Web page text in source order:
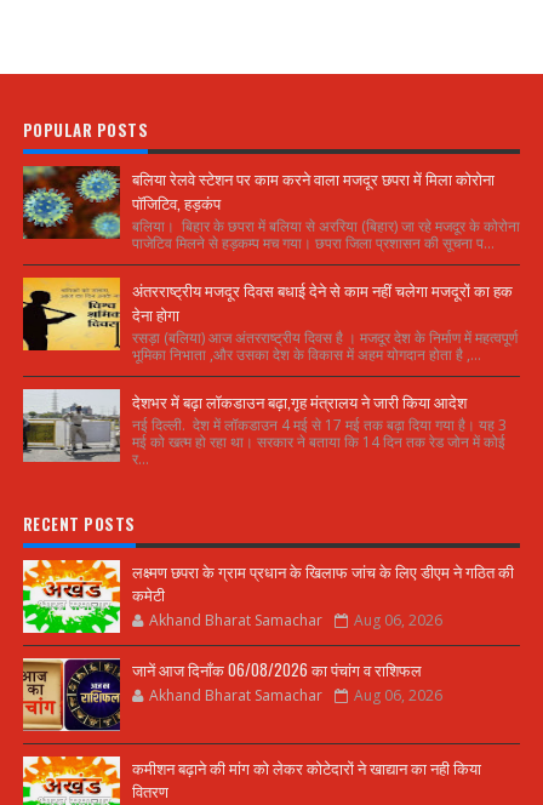
POPULAR POSTS
बलिया रेलवे स्टेशन पर काम करने वाला मजदूर छपरा में मिला कोरोना
पॉजिटिव, हड़कंप
बलिया। बिहार के छपरा में बलिया से अररिया (बिहार) जा रहे मजदूर के कोरोना
पाजेटिव मिलने से हड़कम्प मच गया। छपरा जिला प्रशासन की सूचना प...
अंतरराष्ट्रीय मजदूर दिवस बधाई देने से काम नहीं चलेगा मजदूरों का हक
देना होगा
रसड़ा (बलिया) आज अंतरराष्ट्रीय दिवस है । मजदूर देश के निर्माण में महत्वपूर्ण
भूमिका निभाता ,और उसका देश के विकास में अहम योगदान होता है ,...
देशभर में बढ़ा लॉकडाउन बढ़ा,गृह मंत्रालय ने जारी किया आदेश
नई दिल्ली. देश में लॉकडाउन 4 मई से 17 मई तक बढ़ा दिया गया है। यह 3
मई को खत्म हो रहा था। सरकार ने बताया कि 14 दिन तक रेड जोन में कोई
र...
RECENT POSTS
लक्ष्मण छपरा के ग्राम प्रधान के खिलाफ जांच के लिए डीएम ने गठित की
कमेटी
Akhand Bharat Samachar Aug 06, 2026
जानें आज दिनाँक 06/08/2026 का पंचांग व राशिफल
Akhand Bharat Samachar Aug 06, 2026
कमीशन बढ़ाने की मांग को लेकर कोटेदारों ने खाद्यान का नही किया
वितरण